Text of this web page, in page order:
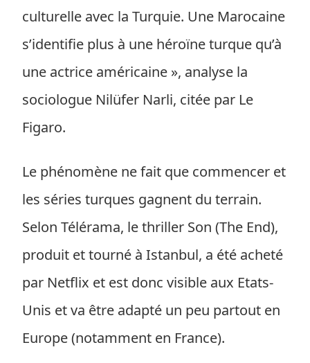
culturelle avec la Turquie. Une Marocaine
s’identifie plus à une héroïne turque qu’à
une actrice américaine », analyse la
sociologue Nilüfer Narli, citée par Le
Figaro.
Le phénomène ne fait que commencer et
les séries turques gagnent du terrain.
Selon Télérama, le thriller Son (The End),
produit et tourné à Istanbul, a été acheté
par Netflix et est donc visible aux Etats-
Unis et va être adapté un peu partout en
Europe (notamment en France).